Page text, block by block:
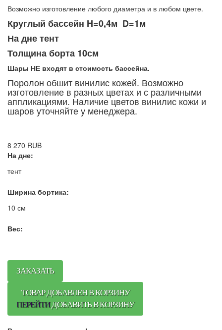
Возможно изготовление любого диаметра и в любом цвете.
Круглый бассейн H=0,4м D=1м
На дне тент
Толщина борта 10см
Шары НЕ входят в стоимость бассейна.
Поролон обшит винилис кожей. Возможно
изготовление в разных цветах и с различными
аппликациями. Наличие цветов винилис кожи и
шаров уточняйте у менеджера.
8 270 RUB
На дне:
тент
Ширина бортика:
10 см
Вес:
ЗАКАЗАТЬ
ТОВАР ДОБАВЛЕН В КОРЗИНУ
ПЕРЕЙТИДОБАВИТЬ В КОРЗИНУ